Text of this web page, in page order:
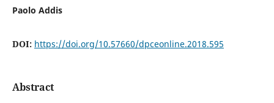
Paolo Addis
DOI: https://doi.org/10.57660/dpceonline.2018.595
Abstract